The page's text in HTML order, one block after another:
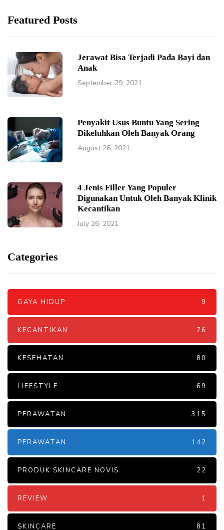
Featured Posts
Jerawat Bisa Terjadi Pada Bayi dan
Anak
September 29, 2021
Penyakit Usus Buntu Yang Sering
Dikeluhkan Oleh Banyak Orang
August 26, 2021
4 Jenis Filler Yang Populer
Digunakan Untuk Oleh Banyak Klinik
Kecantikan
July 26, 2021
Categories
GAYA HIDUP 9
KECANTIKAN 76
KESEHATAN 80
LIFESTYLE 69
PERAWATAN 315
PERAWATAN 142
PRODUK SKINCARE NOVIS 22
REVIEW 1
SKINCARE 81